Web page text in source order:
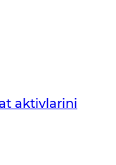
aktivlarini